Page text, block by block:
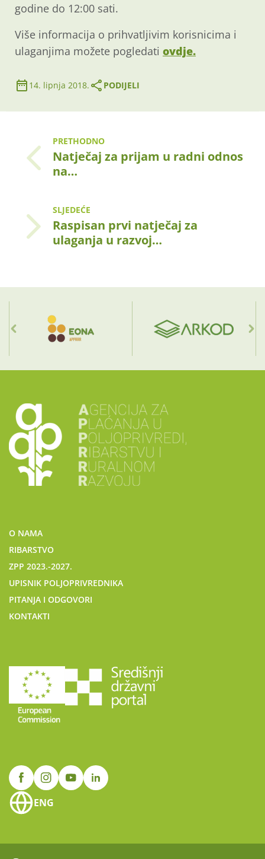
godine do 12:00 sati.
Više informacija o prihvatljivim korisnicima i
ulaganjima možete pogledati ovdje.
14. lipnja 2018. PODIJELI
PRETHODNO
Natječaj za prijam u radni odnos
na…
SLJEDEĆE
Raspisan prvi natječaj za
ulaganja u razvoj…
O NAMA
RIBARSTVO
ZPP 2023.-2027.
UPISNIK POLJOPRIVREDNIKA
PITANJA I ODGOVORI
KONTAKTI
ENG